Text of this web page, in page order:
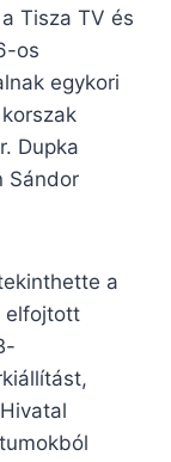
Tisza TV és
os
egykori
Dupka
Sándor
a
elfojtott